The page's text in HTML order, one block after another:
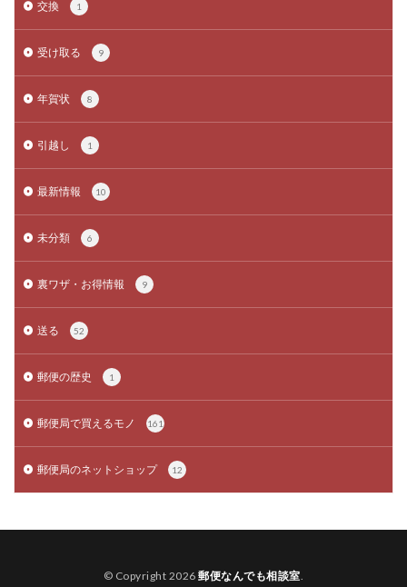
交換 1
受け取る 9
年賀状 8
引越し 1
最新情報 10
未分類 6
裏ワザ・お得情報 9
送る 52
郵便の歴史 1
郵便局で買えるモノ 161
郵便局のネットショップ 12
© Copyright 2026郵便なんでも相談室.